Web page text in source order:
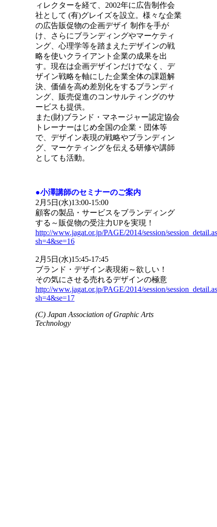
ィレクターを経て、2002年に広告制作会
社として (有)グレイズを設立。様々な企業
の広告販促物の企画デザイ 制作を手が
け、さらにブランディングやマーケティ
ング、心理学等を踏まえたデザインの戦
略を使いクライアント企業の成果を出
す。現在は企画デザインだけでなく、デ
ザイン戦略を軸にした企業全体の課題解
決、価値を高め差別化をするブランディ
ング、販売促進のコンサルティングのサ
ービスも提供。
また(財)ブランド・マネージャー認定協会
トレーナーはじめ全国の企業・団体等
で、デザイン表現の戦略やブランディン
グ、マーケティングを伝える研修や講師
としても活動。
●小澤講師のセミナーのご案内
2月5日(水)13:00-15:00
顧客の製品・サービスをブランディング
する～販促物の受注力UPを実現！
http://www.jagat.or.jp/PAGE/2014/session/
sh=4&se=16
2月5日(水)15:45-17:45
ブランド・デザイン表現術～欲しい！
その気にさせる売れるデザインの極意
http://www.jagat.or.jp/PAGE/2014/session/
sh=4&se=17
(C) Japan Association of Graphic Arts
Technology